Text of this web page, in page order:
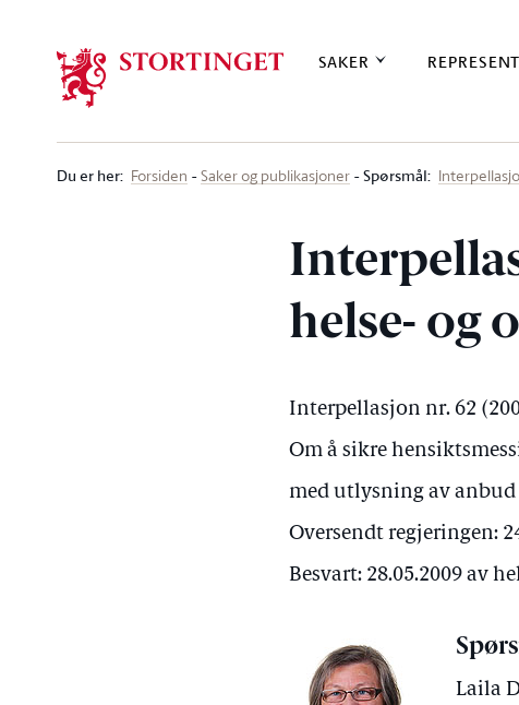
SAKER
Du er her: Forsiden Saker og publikasjoner Spørsmål:
helse- og
Interpellasjon nr. 62
Om å sikre
med utlysning av anbud
Oversendt regjeringen:
Besvart: 28.05.2009 av
Laila